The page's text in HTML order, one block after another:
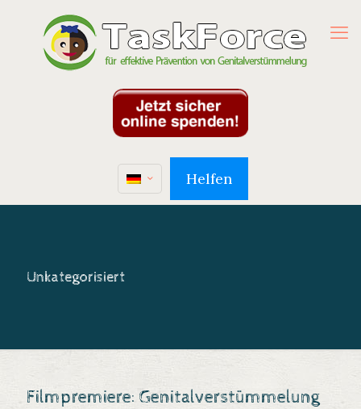
Helfen
Unkategorisiert
Filmpremiere: Genitalverstümmelung